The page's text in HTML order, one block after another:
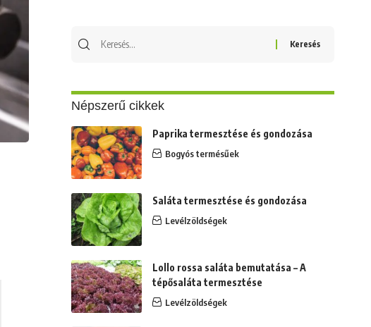
Népszerű cikkek
Paprika termesztése és gondozása
Bogyós termésűek
Saláta termesztése és gondozása
Levélzöldségek
Lollo rossa saláta bemutatása – A
tépősaláta termesztése
Levélzöldségek